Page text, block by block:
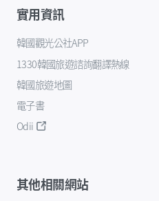
實用資訊
韓國觀光公社APP
1330韓國旅遊諮詢翻譯熱線
韓國旅遊地圖
電子書
Odii
其他相關網站